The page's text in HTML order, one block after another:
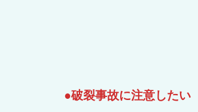
●破裂事故に注意したい